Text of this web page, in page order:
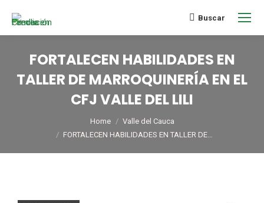
Buscar
FORTALECEN HABILIDADES EN
TALLER DE MARROQUINERÍA EN EL
CFJ VALLE DEL LILI
Home
Valle del Cauca
FORTALECEN HABILIDADES EN TALLER DE…